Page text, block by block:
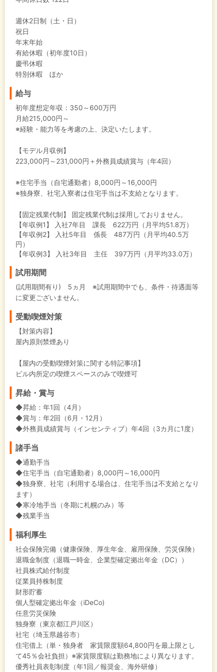
週休2日制（土・日）
祝日
年末年始
有給休暇（初年度10日）
慶弔休暇
特別休暇 ほか
給与
初年度想定年収： 350～600万円
月給215,000円～
※経験・能力等を考慮の上、決定いたします。
【モデル月収例】
223,000円～231,000円＋外務員成績賞与（年4回）
※住宅手当（自宅通勤者）8,000円～16,000円
※独身寮、社宅入寮者は住宅手当は不支給となります。
【固定残業代制】
固定残業代制は採用しておりません。
【年収例1】
入社7年目 課長 622万円（月平均51.8万）
【年収例2】
入社5年目 係長 487万円（月平均40.5万
円）
【年収例3】
入社3年目 主任 397万円（月平均33.0万）
試用期間
(試用期間有り) 5ヵ月 ※試用期間中でも、条件・待遇面等
に変更ございません。
受動喫煙対策
【対策内容】
屋内原則禁煙あり
【屋内の受動喫煙対策に関する特記事項】
ビル内所定の喫煙スペースのみで喫煙可
昇給・賞与
◆昇給：年1回（4月）
◆賞与：年2回（6月・12月）
◆外務員成績賞与（インセンティブ）年4回（3カ月に1度）
諸手当
◆通勤手当
◆住宅手当（自宅通勤者）8,000円～16,000円
◆独身寮、社宅（利用する場合は、住宅手当は不支給となり
ます）
◆寒冷地手当（冬期に札幌のみ）等
◆残業手当
福利厚生
社会保険完備（健康保険、厚生年金、雇用保険、労災保険）
退職金制度（退職一時金、企業型確定拠出年金（DC））
社員株式給付制度
従業員持株制度
財形貯蓄
個人型確定拠出年金（iDeCo)
任意労災保険
独身寮（東京都江戸川区）
社宅（埼玉県越谷市）
住宅借上（単・独身者 家賃限度額64,800円を最上限とし
て45％会社負担）※家賃限度額は勤務地により異なります。
優秀社員表彰制度（年1回／報奨金、海外研修）